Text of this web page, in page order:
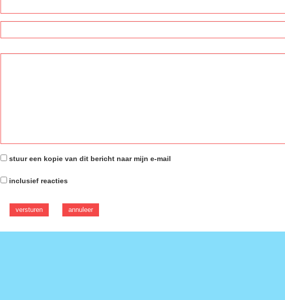
stuur een kopie van dit bericht naar mijn e-mail
inclusief reacties
versturen